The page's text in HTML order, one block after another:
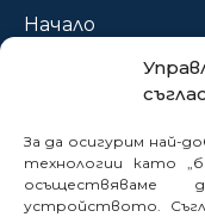
За да осигурим най-
технологии като
устройството.
Начало
Новини
Нормативна база
Електронни